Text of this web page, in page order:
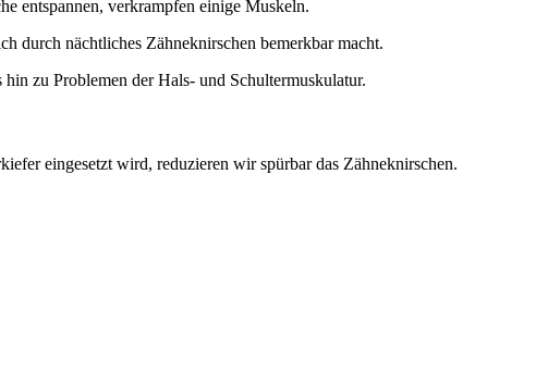
entspannen, verkrampfen einige Muskeln.
durch nächtliches Zähneknirschen bemerkbar macht.
zu Problemen der Hals- und Schultermuskulatur.
eingesetzt wird, reduzieren wir spürbar das Zähneknirschen.